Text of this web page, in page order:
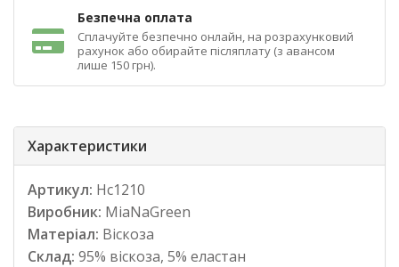
Безпечна оплата
Сплачуйте безпечно онлайн, на розрахунковий
рахунок або обирайте післяплату (з авансом
лише 150 грн).
Характеристики
Артикул: Нс1210
Виробник: MiaNaGreen
Матеріал: Віскоза
Склад: 95% віскоза, 5% еластан